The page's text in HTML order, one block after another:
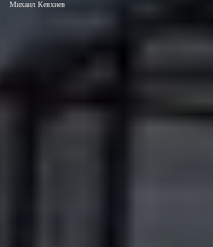
Михаил Кевхиев